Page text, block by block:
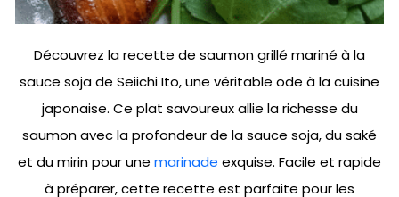
Découvrez la recette de saumon grillé mariné à la
sauce soja de Seiichi Ito, une véritable ode à la cuisine
japonaise. Ce plat savoureux allie la richesse du
saumon avec la profondeur de la sauce soja, du saké
et du mirin pour une marinade exquise. Facile et rapide
à préparer, cette recette est parfaite pour les